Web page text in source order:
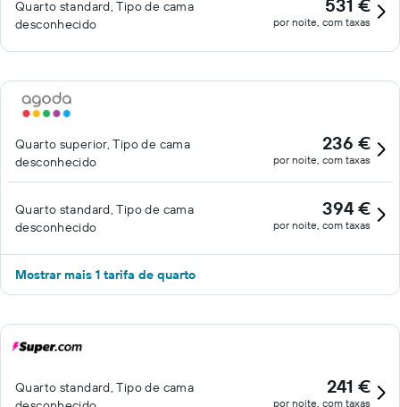
Quarto standard, Tipo de cama
desconhecido
531 €
por noite, com taxas
Quarto superior, Tipo de cama
desconhecido
236 €
por noite, com taxas
Quarto standard, Tipo de cama
desconhecido
394 €
por noite, com taxas
Mostrar mais 1 tarifa de quarto
Quarto standard, Tipo de cama
241 €
por noite, com taxas